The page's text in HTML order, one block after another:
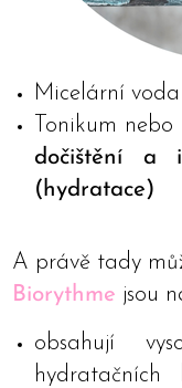
Micelární
Tonikum
dočištění a
(hydratace)
A právě tady
Biorythme jsou
obsahují